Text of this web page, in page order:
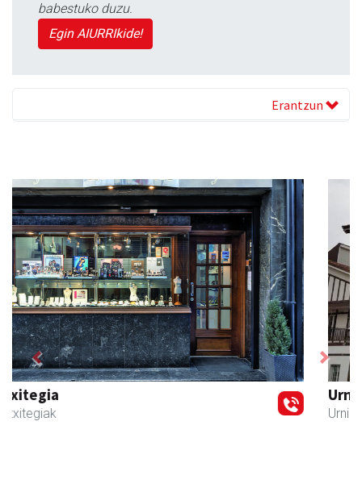
babestuko duzu.
Egin AIURRIkide!
Erantzun
Urnietako Udala
Urnieta - Udaletxeak
Previous Next